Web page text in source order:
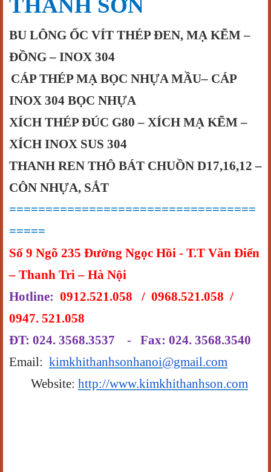
THANH SƠN
BU LÔNG ỐC VÍT THÉP ĐEN, MẠ KẼM –
ĐỒNG – INOX 304
CÁPTHÉPMẠ BỌC NHỰAMẦU– CÁP
INOX 304 BỌC NHỰA
XÍCH THÉP ĐÚC G80 – XÍCH MẠ KẼM –
XÍCH INOX SUS 304
THANH REN THÔ BÁT CHUỒN D17,16,12 –
CÔN NHỰA, SẮT
==================================
=====
Số 9 Ngõ 235 Đường Ngọc Hồi - T.T Văn Điển
– Thanh Trì – Hà Nội
Hotline: 0912.521.058 / 0968.521.058 /
0947. 521.058
ĐT: 024. 3568.3537 - Fax: 024. 3568.3540
Email: kimkhithanhsonhanoi@gmail.com
Website: http://www.kimkhithanhson.com